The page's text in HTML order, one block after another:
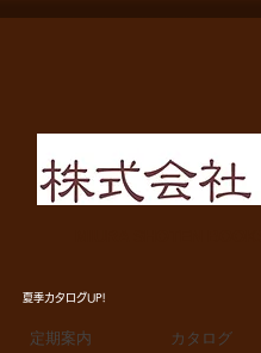
夏季カタログUP!
定期案内 カタログ